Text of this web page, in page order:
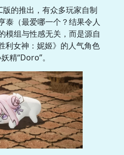
版的推出，有众多玩家自制
泰（最爱哪一个？结果令人
模组与性感无关，而是源自
利女神：妮姬》的人气角色
精“Doro”。